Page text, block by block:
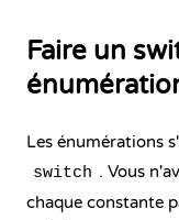
Faire un
Les énumérations
switch . Vous
chaque constante